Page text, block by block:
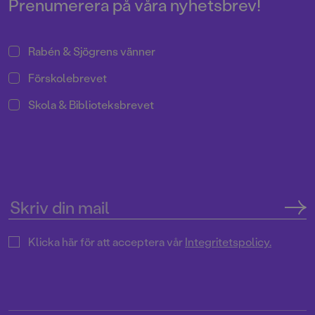
Prenumerera på våra nyhetsbrev!
Rabén & Sjögrens vänner
Förskolebrevet
Skola & Biblioteksbrevet
Klicka här för att acceptera vårIntegritetspolicy.